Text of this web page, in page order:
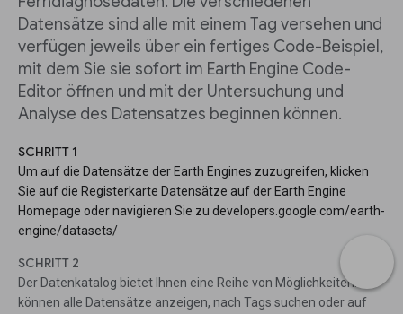
Datensätze sind alle mit einem Tag versehen und
verfügen jeweils über ein fertiges Code-Beispiel,
mit dem Sie sie sofort im Earth Engine Code-
Editor öffnen und mit der Untersuchung und
Analyse des Datensatzes beginnen können.
SCHRITT 1
Um auf die Datensätze der Earth Engines zuzugreifen, klicken
Sie auf die Registerkarte Datensätze auf der Earth Engine
Homepage oder navigieren Sie zu developers.google.com/earth-
engine/datasets/
SCHRITT 2
Der Datenkatalog bietet Ihnen eine Reihe von Möglichkeiten. Sie
können alle Datensätze anzeigen, nach Tags suchen oder auf